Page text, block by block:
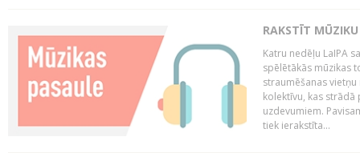
RAKSTĪT
Katru nedēļu LaIPA
spēlētākās mūzikas
straumēšanas
kolektīvu, kas
uzdevumiem.
tiek ierakstīta...